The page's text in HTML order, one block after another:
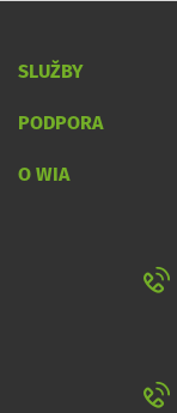
SLUŽBY
PODPORA
O WIA